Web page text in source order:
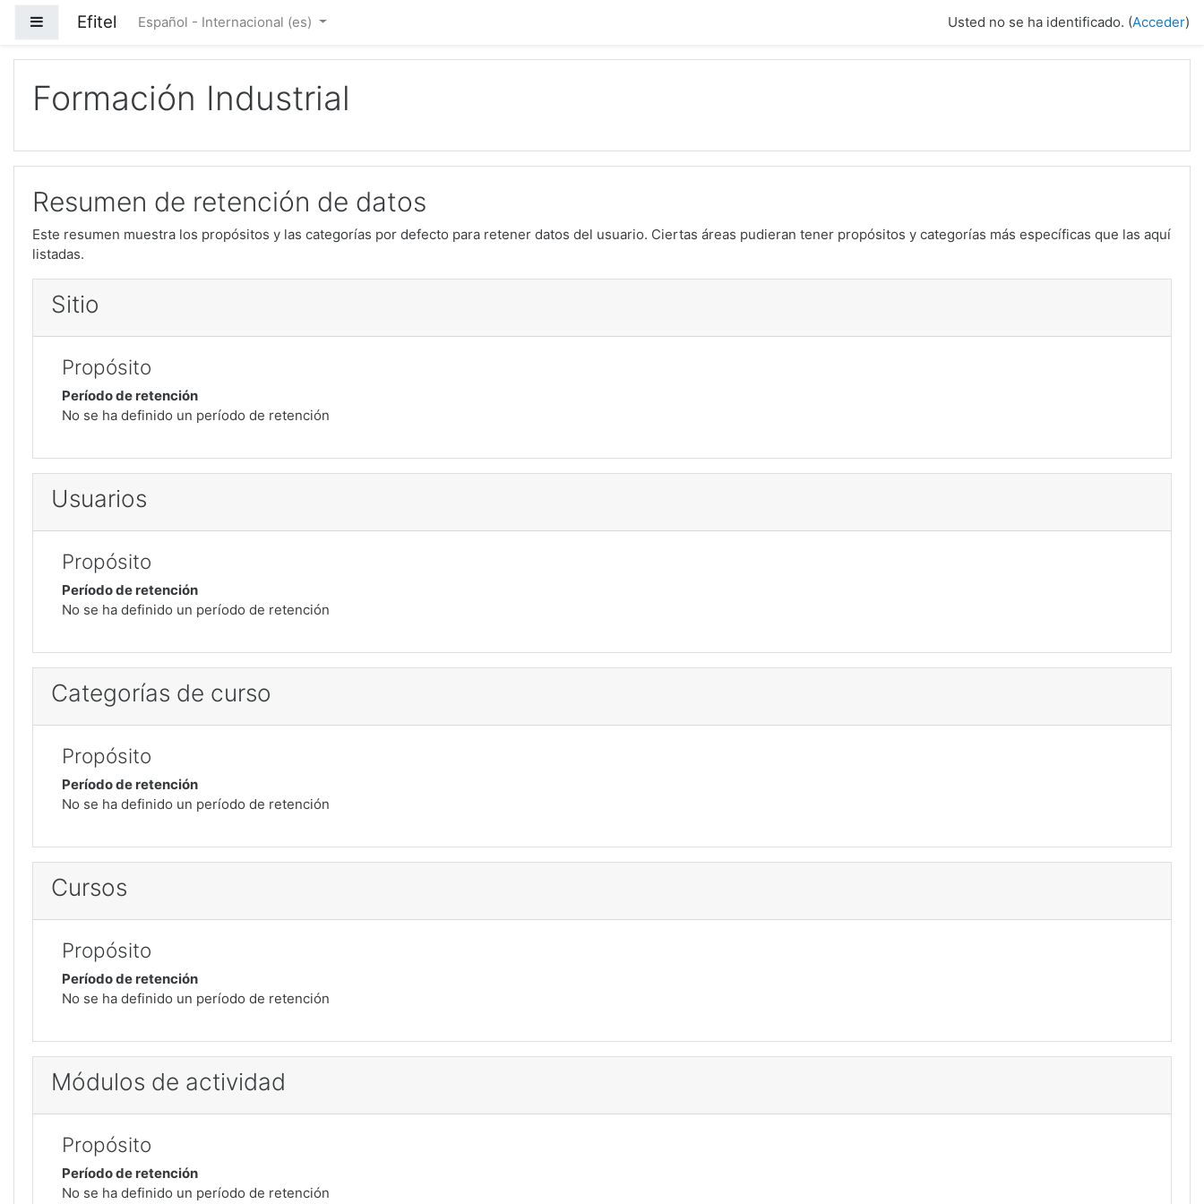
Panel lateral
Efitel Español - Internacional ‎(es)‎ Usted no se ha identificado. (Acceder)
Formación Industrial
Resumen de retención de datos
Este resumen muestra los propósitos y las categorías por defecto para retener datos del usuario. Ciertas áreas pudieran tener propósitos y categorías más específicas que las aquí
listadas.
Sitio
Propósito
Período de retención
No se ha definido un período de retención
Usuarios
Propósito
Período de retención
No se ha definido un período de retención
Categorías de curso
Propósito
Período de retención
No se ha definido un período de retención
Cursos
Propósito
Período de retención
No se ha definido un período de retención
Módulos de actividad
Propósito
Período de retención
No se ha definido un período de retención